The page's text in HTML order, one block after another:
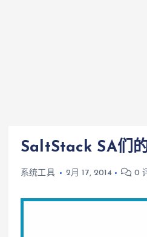
SaltStack SA们
系统工具 2月 17, 2014 0